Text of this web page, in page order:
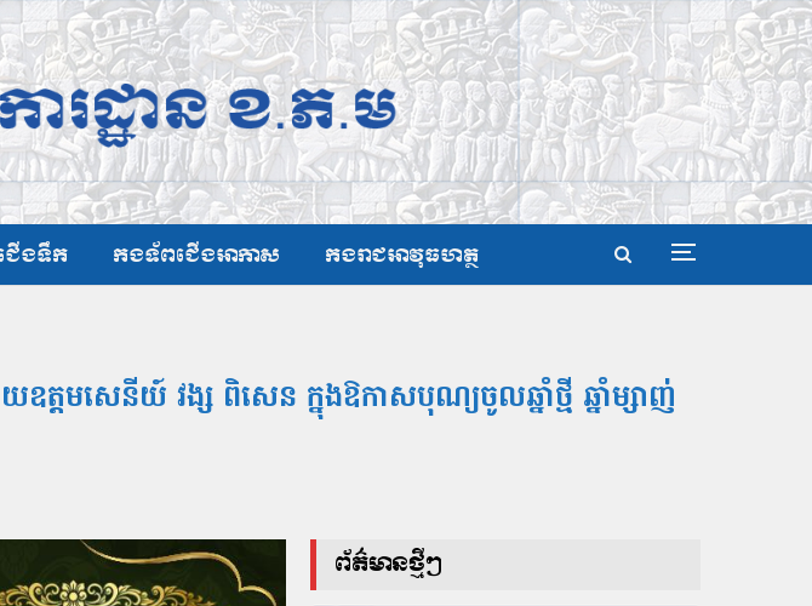
ើងទឹក កងទ័ពជើងអាកាស កងរាជអាវុធហត្ថ
ត្ដមសេនីយ៍ វង្ស ពិសេន ក្នុងឱកាសបុណ្យចូលឆ្នាំថ្មី ឆ្នាំម្សាញ់
ព័ត៌មានថ្មីៗ